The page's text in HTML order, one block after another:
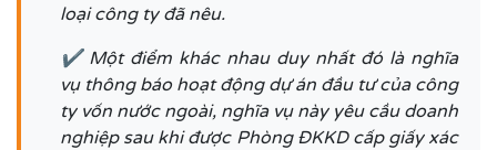
loại công ty đã nêu.
✔ Một điểm khác nhau duy nhất đó là nghĩa
vụ thông báo hoạt động dự án đầu tư của công
ty vốn nước ngoài, nghĩa vụ này yêu cầu doanh
nghiệp sau khi được Phòng ĐKKD cấp giấy xác